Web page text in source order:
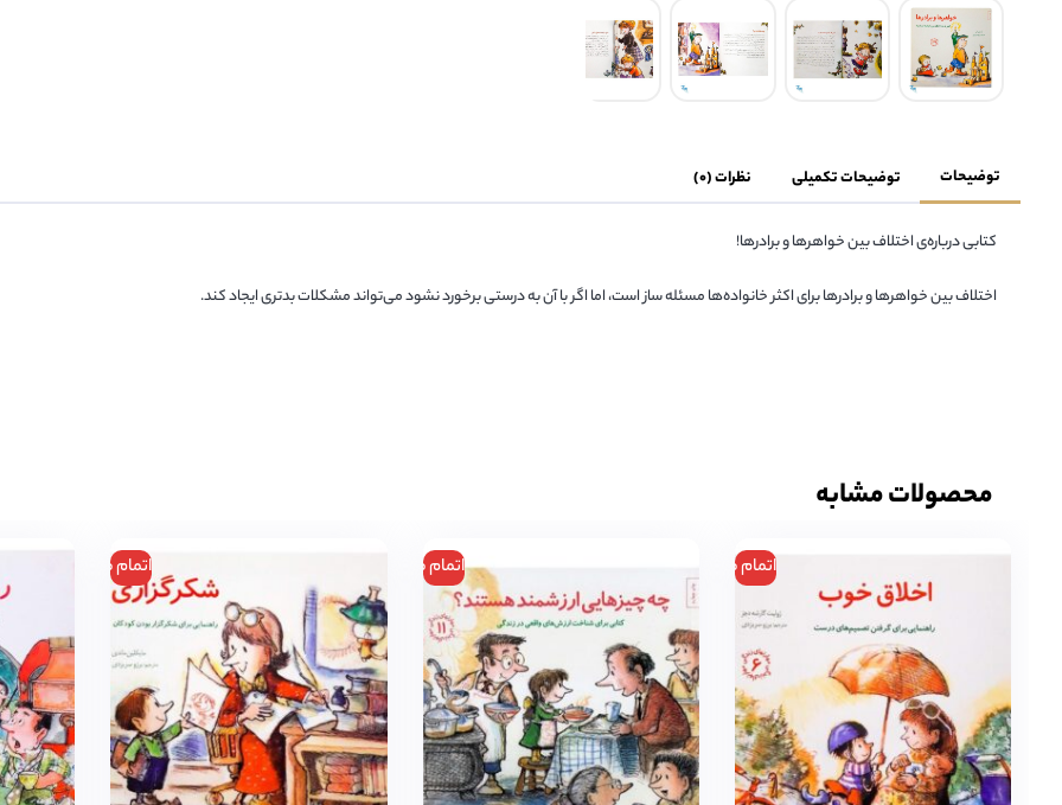
توضیحات توضیحات تکمیلی نظرات (0)
کتابی درباره‌ی اختلاف بین خواهرها و برادرها!
اختلاف بین خواهرها و برادرها برای اکثر خانواده‌ها مسئله ساز است، اما اگر با آن به درستی برخورد نشود می‌تواند مشکلات بدتری ایجاد کند.
محصولات مشابه
اتمام موجودی اتمام موجودی اتمام موجودی